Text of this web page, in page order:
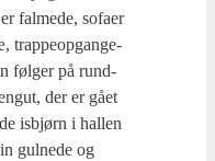
fal­me­de, sofa­er
trap­pe­op­gan­ge­
føl­ger på rund­
der er gået
isb­jørn i hal­len
gul­ne­de og